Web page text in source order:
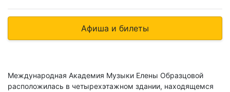
Афиша и билеты
Международная Академия Музыки Елены Образцовой
расположилась в четырехэтажном здании, находящемся